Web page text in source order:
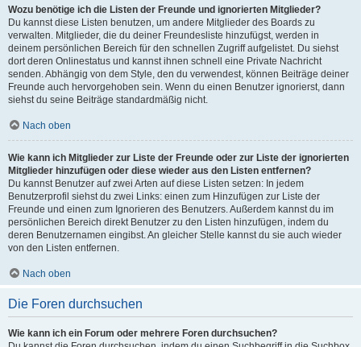
Wozu benötige ich die Listen der Freunde und ignorierten Mitglieder?
Du kannst diese Listen benutzen, um andere Mitglieder des Boards zu
verwalten. Mitglieder, die du deiner Freundesliste hinzufügst, werden in
deinem persönlichen Bereich für den schnellen Zugriff aufgelistet. Du siehst
dort deren Onlinestatus und kannst ihnen schnell eine Private Nachricht
senden. Abhängig von dem Style, den du verwendest, können Beiträge deiner
Freunde auch hervorgehoben sein. Wenn du einen Benutzer ignorierst, dann
siehst du seine Beiträge standardmäßig nicht.
Nach oben
Wie kann ich Mitglieder zur Liste der Freunde oder zur Liste der ignorierten
Mitglieder hinzufügen oder diese wieder aus den Listen entfernen?
Du kannst Benutzer auf zwei Arten auf diese Listen setzen: In jedem
Benutzerprofil siehst du zwei Links: einen zum Hinzufügen zur Liste der
Freunde und einen zum Ignorieren des Benutzers. Außerdem kannst du im
persönlichen Bereich direkt Benutzer zu den Listen hinzufügen, indem du
deren Benutzernamen eingibst. An gleicher Stelle kannst du sie auch wieder
von den Listen entfernen.
Nach oben
Die Foren durchsuchen
Wie kann ich ein Forum oder mehrere Foren durchsuchen?